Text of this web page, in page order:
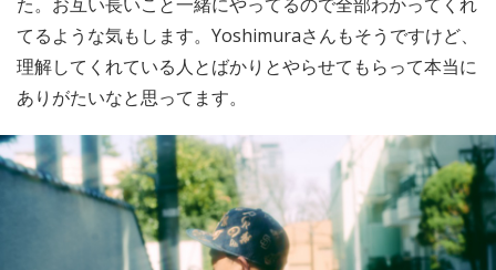
てるような気もします。Yoshimuraさんもそうですけど、
理解してくれている人とばかりとやらせてもらって本当に
ありがたいなと思ってます。